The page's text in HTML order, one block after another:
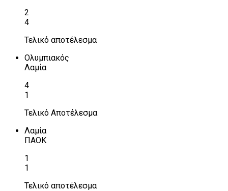
2
4
Τελικό αποτέλεσμα
Ολυμπιακός
Λαμία
4
1
Τελικό Αποτέλεσμα
Λαμία
ΠΑΟΚ
1
1
Τελικό αποτέλεσμα